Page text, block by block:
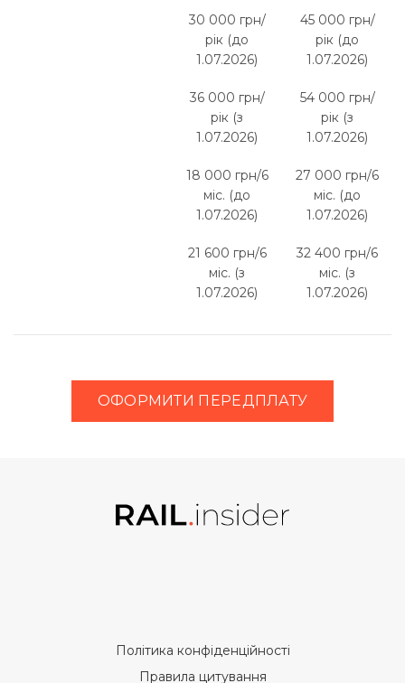
30 000 грн/
рік (до
1.07.2026)
36 000 грн/
рік (з
1.07.2026)
18 000 грн/6
міс. (до
1.07.2026)
21 600 грн/6
міс. (з
1.07.2026)
45 000 грн/
рік (до
1.07.2026)
54 000 грн/
рік (з
1.07.2026)
27 000 грн/6
міс. (до
1.07.2026)
32 400 грн/6
міс. (з
1.07.2026)
ОФОРМИТИ ПЕРЕДПЛАТУ
Політика конфіденційності
Правила цитування